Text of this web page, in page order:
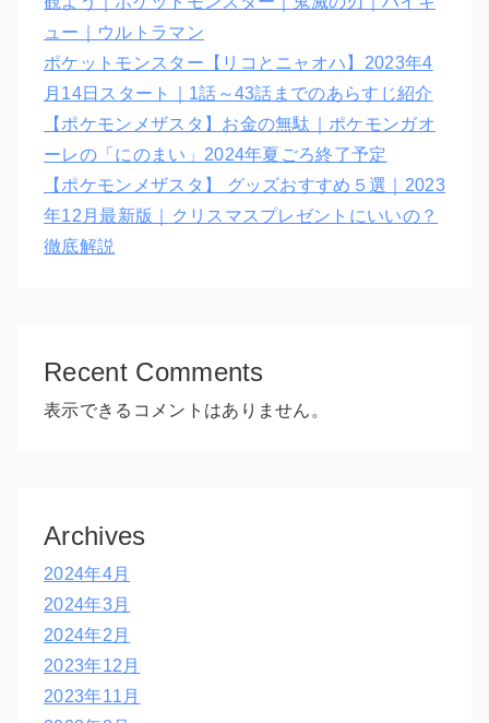
ュー｜ウルトラマン
ポケットモンスター【リコとニャオハ】2023年4
月14日スタート｜1話～43話までのあらすじ紹介
【ポケモンメザスタ】お金の無駄｜ポケモンガオ
ーレの「にのまい」2024年夏ごろ終了予定
【ポケモンメザスタ】 グッズおすすめ５選｜2023
年12月最新版｜クリスマスプレゼントにいいの？
徹底解説
Recent Comments
表示できるコメントはありません。
Archives
2024年4月
2024年3月
2024年2月
2023年12月
2023年11月